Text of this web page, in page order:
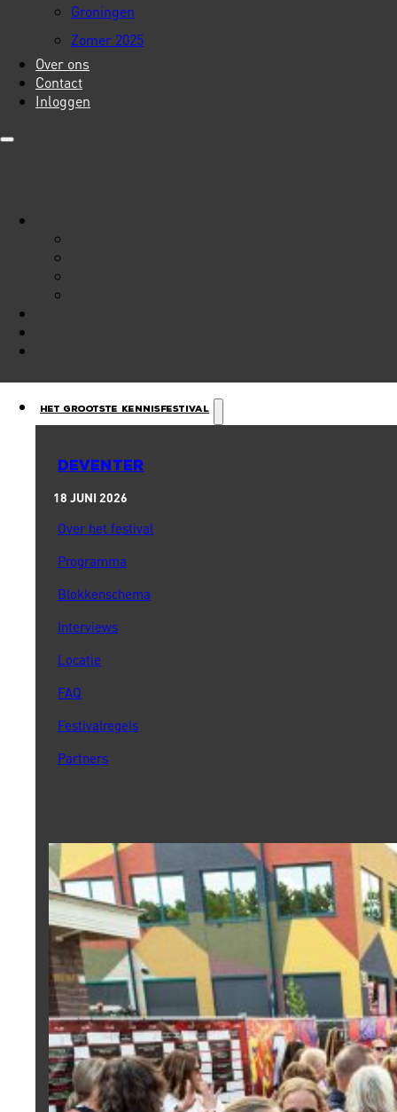
Groningen
Zomer 2025
Over ons
Contact
Inloggen
Het Grootste Kennisfestival
DEVENTER
18 JUNI 2026
Over het festival
Programma
Blokkenschema
Interviews
Locatie
FAQ
Festivalregels
Partners